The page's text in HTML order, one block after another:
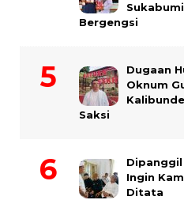
Bergengsi
Dugaan
Oknum
Saksi
Dipanggil
Ingin
Ditata